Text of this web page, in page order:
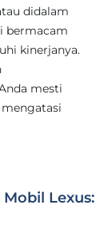
didalam
bermacam
kinerjanya.
mesti
Lexus: